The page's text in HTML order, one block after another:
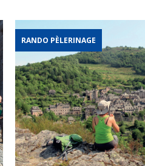
RANDO PÈLERINAGE